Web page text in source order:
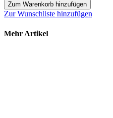
Zum Warenkorb hinzufügen
Zur Wunschliste hinzufügen
Mehr Artikel